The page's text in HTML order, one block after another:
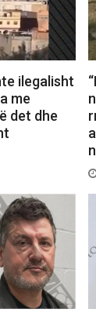
ilegalisht
me
det dhe